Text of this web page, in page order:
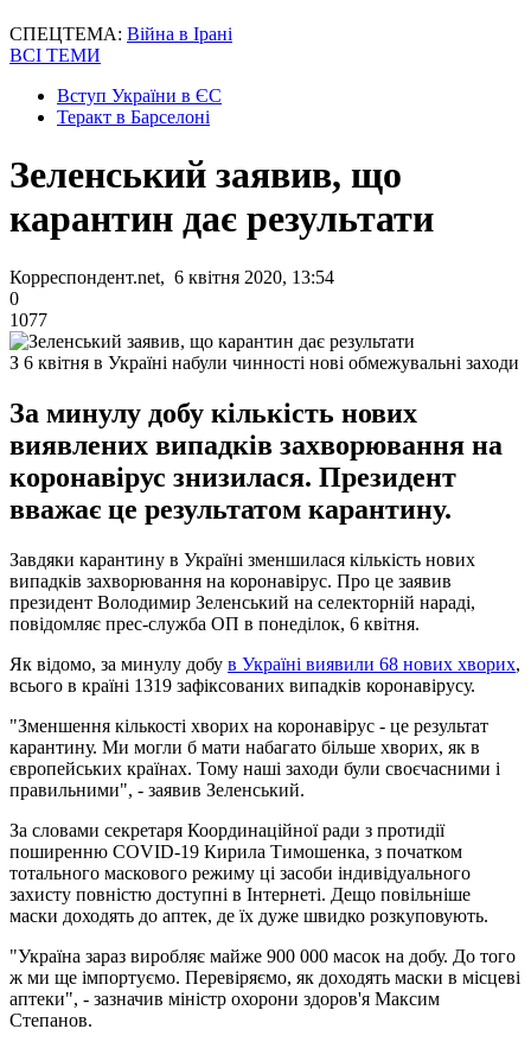
СПЕЦТЕМА: Війна в Ірані
ВСІ ТЕМИ
Вступ України в ЄС
Теракт в Барселоні
Зеленський заявив, що
карантин дає результати
Корреспондент.net, 6 квітня 2020, 13:54
0
1077
З 6 квітня в Україні набули чинності нові обмежувальні заходи
За минулу добу кількість нових
виявлених випадків захворювання на
коронавірус знизилася. Президент
вважає це результатом карантину.
Завдяки карантину в Україні зменшилася кількість нових
випадків захворювання на коронавірус. Про це заявив
президент Володимир Зеленський на селекторній нараді,
повідомляє прес-служба ОП в понеділок, 6 квітня.
Як відомо, за минулу добу в Україні виявили 68 нових хворих,
всього в країні 1319 зафіксованих випадків коронавірусу.
"Зменшення кількості хворих на коронавірус - це результат
карантину. Ми могли б мати набагато більше хворих, як в
європейських країнах. Тому наші заходи були своєчасними і
правильними", - заявив Зеленський.
За словами секретаря Координаційної ради з протидії
поширенню COVID-19 Кирила Тимошенка, з початком
тотального маскового режиму ці засоби індивідуального
захисту повністю доступні в Інтернеті. Дещо повільніше
маски доходять до аптек, де їх дуже швидко розкуповують.
"Україна зараз виробляє майже 900 000 масок на добу. До того
ж ми ще імпортуємо. Перевіряємо, як доходять маски в місцеві
аптеки", - зазначив міністр охорони здоров'я Максим
Степанов.